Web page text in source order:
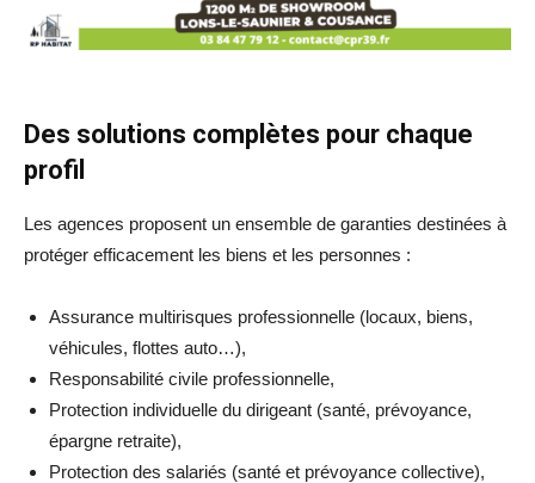
Des solutions complètes pour chaque
profil
Les agences proposent un ensemble de garanties destinées à
protéger efficacement les biens et les personnes :
Assurance multirisques professionnelle (locaux, biens,
véhicules, flottes auto…),
Responsabilité civile professionnelle,
Protection individuelle du dirigeant (santé, prévoyance,
épargne retraite),
Protection des salariés (santé et prévoyance collective),